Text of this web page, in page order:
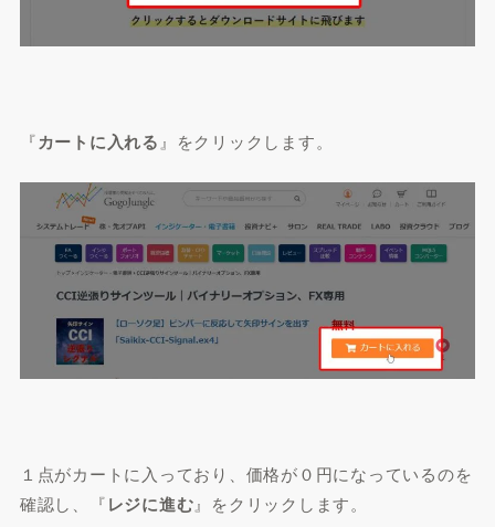
『カートに入れる』をクリックします。
１点がカートに入っており、価格が０円になっているのを
確認し、『レジに進む』をクリックします。